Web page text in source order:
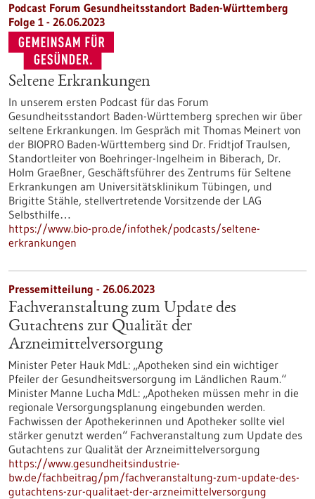
Podcast Forum Gesundheitsstandort Baden-Württemberg
Folge 1 - 26.06.2023
Seltene Erkrankungen
In unserem ersten Podcast für das Forum
Gesundheitsstandort Baden-Württemberg sprechen wir über
seltene Erkrankungen. Im Gespräch mit Thomas Meinert von
der BIOPRO Baden-Württemberg sind Dr. Fridtjof Traulsen,
Standortleiter von Boehringer-Ingelheim in Biberach, Dr.
Holm Graeßner, Geschäftsführer des Zentrums für Seltene
Erkrankungen am Universitätsklinikum Tübingen, und
Brigitte Stähle, stellvertretende Vorsitzende der LAG
Selbsthilfe…
https://www.bio-pro.de/infothek/podcasts/seltene-
erkrankungen
Pressemitteilung - 26.06.2023
Fachveranstaltung zum Update des
Gutachtens zur Qualität der
Arzneimittelversorgung
Minister Peter Hauk MdL: „Apotheken sind ein wichtiger
Pfeiler der Gesundheitsversorgung im Ländlichen Raum.“
Minister Manne Lucha MdL: „Apotheken müssen mehr in die
regionale Versorgungsplanung eingebunden werden.
Fachwissen der Apothekerinnen und Apotheker sollte viel
stärker genutzt werden“ Fachveranstaltung zum Update des
Gutachtens zur Qualität der Arzneimittelversorgung
https://www.gesundheitsindustrie-
bw.de/fachbeitrag/pm/fachveranstaltung-zum-update-des-
gutachtens-zur-qualitaet-der-arzneimittelversorgung